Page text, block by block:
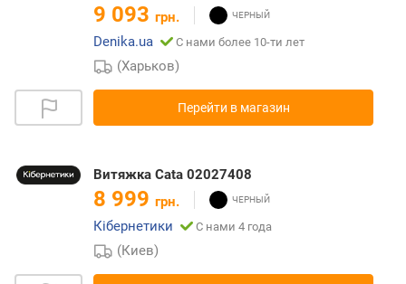
9 093 грн.
Denika.ua
С нами более 10-ти лет
(Харьков)
Перейти в магазин
Витяжка Cata 02027408
8 999 грн.
Кібернетики
С нами 4 года
(Киев)